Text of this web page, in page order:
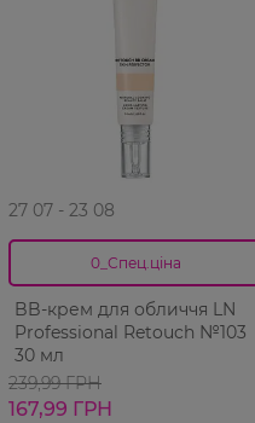
27 07 - 23 08
0_Спец.ціна
BB-крем для обличчя LN
Professional Retouch №103
30 мл
239,99 ГРН
167,99 ГРН